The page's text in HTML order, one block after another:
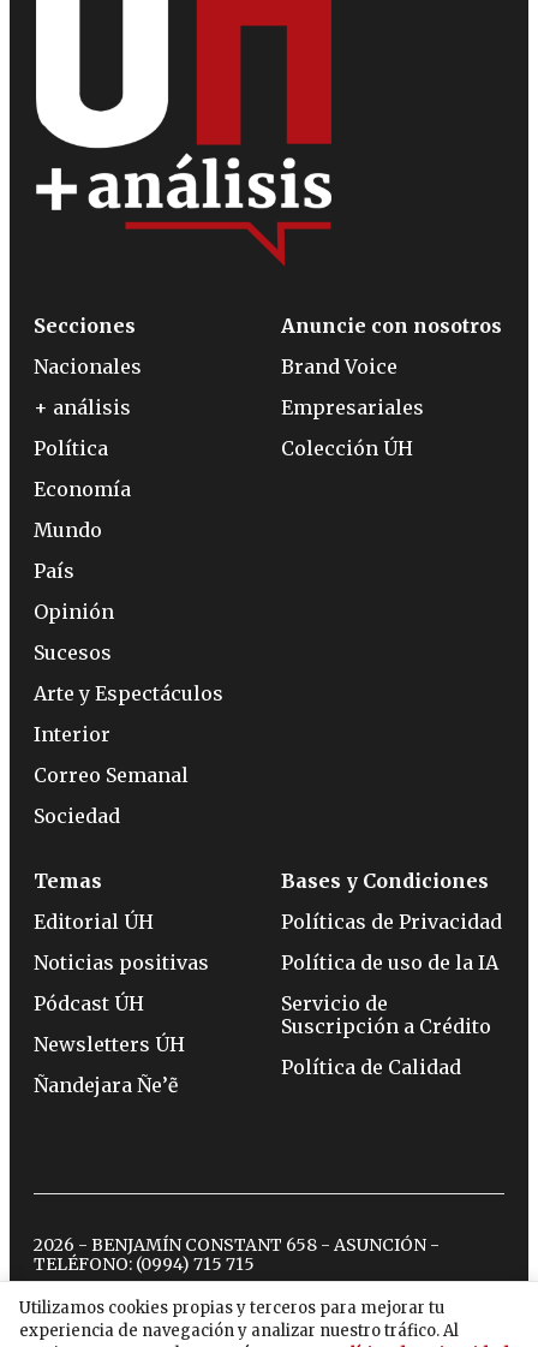
Utilizamos cookies propias y terceros para mejorar tu
experiencia de navegación y analizar nuestro tráfico. Al
Secciones
Nacionales
+ análisis
Política
Economía
Mundo
País
Opinión
Sucesos
Arte y Espectáculos
Interior
Correo Semanal
Sociedad
Anuncie con nosotros
Brand Voice
Empresariales
Colección ÚH
Temas
Editorial ÚH
Noticias positivas
Pódcast ÚH
Newsletters ÚH
Ñandejara Ñe’ẽ
Bases y Condiciones
Políticas de Privacidad
Política de uso de la IA
Servicio de
Suscripción a Crédito
Política de Calidad
2026 - BENJAMÍN CONSTANT 658 - ASUNCIÓN -
TELÉFONO: (0994) 715 715